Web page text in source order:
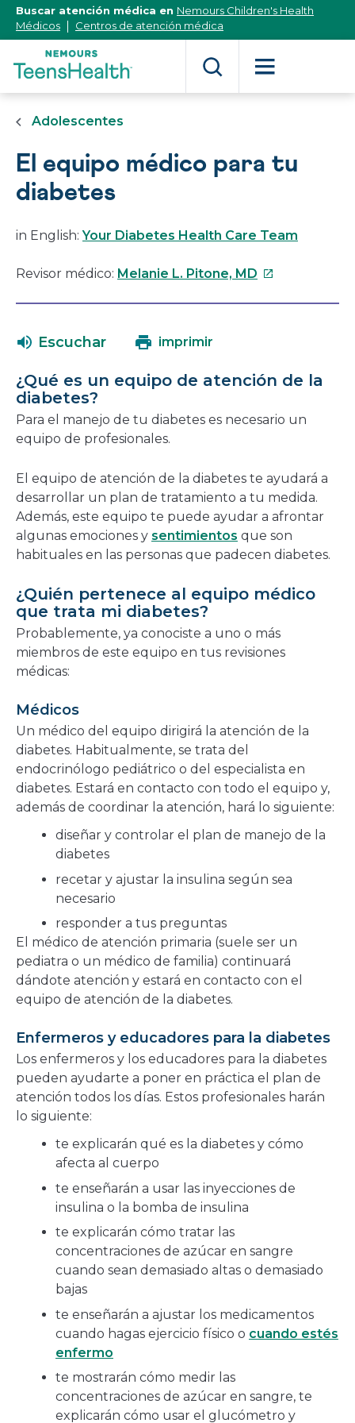
[Skip
Content]
Buscar atención médica en Nemours Children's Health
Médicos
Centros de atención médica
Adolescentes
El equipo médico para tu
diabetes
in English:Your Diabetes Health Care Team
Revisor médico: Melanie L. Pitone, MD Este
nueva
Escuchar imprimir
¿Qué es un equipo de atención de la
diabetes?
Para el manejo de tu diabetes es necesario un
equipo de profesionales.
El equipo de atención de la diabetes te ayudará a
desarrollar un plan de tratamiento a tu medida.
Además, este equipo te puede ayudar a afrontar
algunas emociones y sentimientos que son
habituales en las personas que padecen diabetes.
¿Quién pertenece al equipo médico
que trata mi diabetes?
Probablemente, ya conociste a uno o más
miembros de este equipo en tus revisiones
médicas:
Médicos
Un médico del equipo dirigirá la atención de la
diabetes. Habitualmente, se trata del
endocrinólogo pediátrico o del especialista en
diabetes. Estará en contacto con todo el equipo y,
además de coordinar la atención, hará lo siguiente:
diseñar y controlar el plan de manejo de la
diabetes
recetar y ajustar la insulina según sea
necesario
responder a tus preguntas
El médico de atención primaria (suele ser un
pediatra o un médico de familia) continuará
dándote atención y estará en contacto con el
equipo de atención de la diabetes.
Enfermeros y educadores para la diabetes
Los enfermeros y los educadores para la diabetes
pueden ayudarte a poner en práctica el plan de
atención todos los días. Estos profesionales harán
lo siguiente:
te explicarán qué es la diabetes y cómo
afecta al cuerpo
te enseñarán a usar las inyecciones de
insulina o la bomba de insulina
te explicarán cómo tratar las
concentraciones de azúcar en sangre
cuando sean demasiado altas o demasiado
bajas
te enseñarán a ajustar los medicamentos
cuando hagas ejercicio físico o cuando estés
enfermo
te mostrarán cómo medir las
concentraciones de azúcar en sangre, te
explicarán cómo usar el glucómetro y